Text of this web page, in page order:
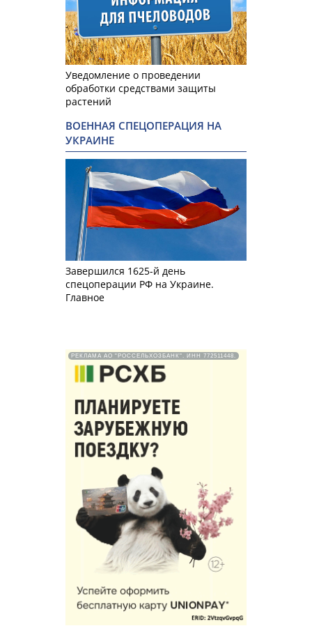
Уведомление о проведении
обработки средствами защиты
растений
ВОЕННАЯ СПЕЦОПЕРАЦИЯ НА
УКРАИНЕ
Завершился 1625-й день
спецоперации РФ на Украине.
Главное
РЕКЛАМА АО "РОССЕЛЬХОЗБАНК". ИНН 772511448.